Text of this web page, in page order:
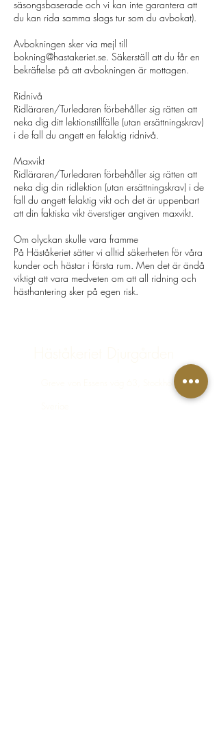
säsongsbaserade och vi kan inte garantera att
du kan rida samma slags tur som du avbokat).
Avbokningen sker via mejl till
bokning@hastakeriet.se. Säkerställ att du får en
bekräftelse på att avbokningen är mottagen.
Ridnivå
Ridläraren/Turledaren förbehåller sig rätten att
neka dig ditt lektionstillfälle (utan ersättningskrav)
i de fall du angett en felaktig ridnivå.
​Maxvikt
Ridläraren/Turledaren förbehåller sig rätten att
neka dig din ridlektion (utan ersättningskrav) i de
fall du angett felaktig vikt och det är uppenbart
att din faktiska vikt överstiger angiven maxvikt.
Om olyckan skulle vara framme
På Häståkeriet sätter vi alltid säkerheten för våra
kunder och hästar i första rum. Men det är ändå
viktigt att vara medveten om att all ridning och
hästhantering sker på egen risk.
Greve von Essens väg 63, Stockholm,